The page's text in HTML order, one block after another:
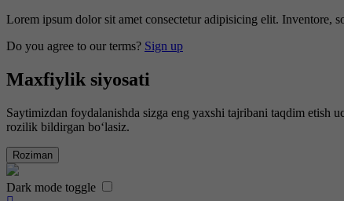
Lorem ipsum dolor sit amet consectetur adipisicing elit. Inventore,
Do you agree to our terms? Sign up
Maxfiylik siyosati
Saytimizdan foydalanishda sizga eng yaxshi tajribani taqdim etish
rozilik bildirgan bo‘lasiz.
Roziman
Dark mode toggle